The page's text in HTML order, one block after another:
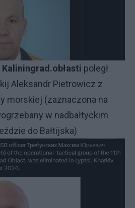
poległ
Aleksandr Pietrowicz z
morskiej (zaznaczona na
w nadbałtyckim
do Bałtijska)